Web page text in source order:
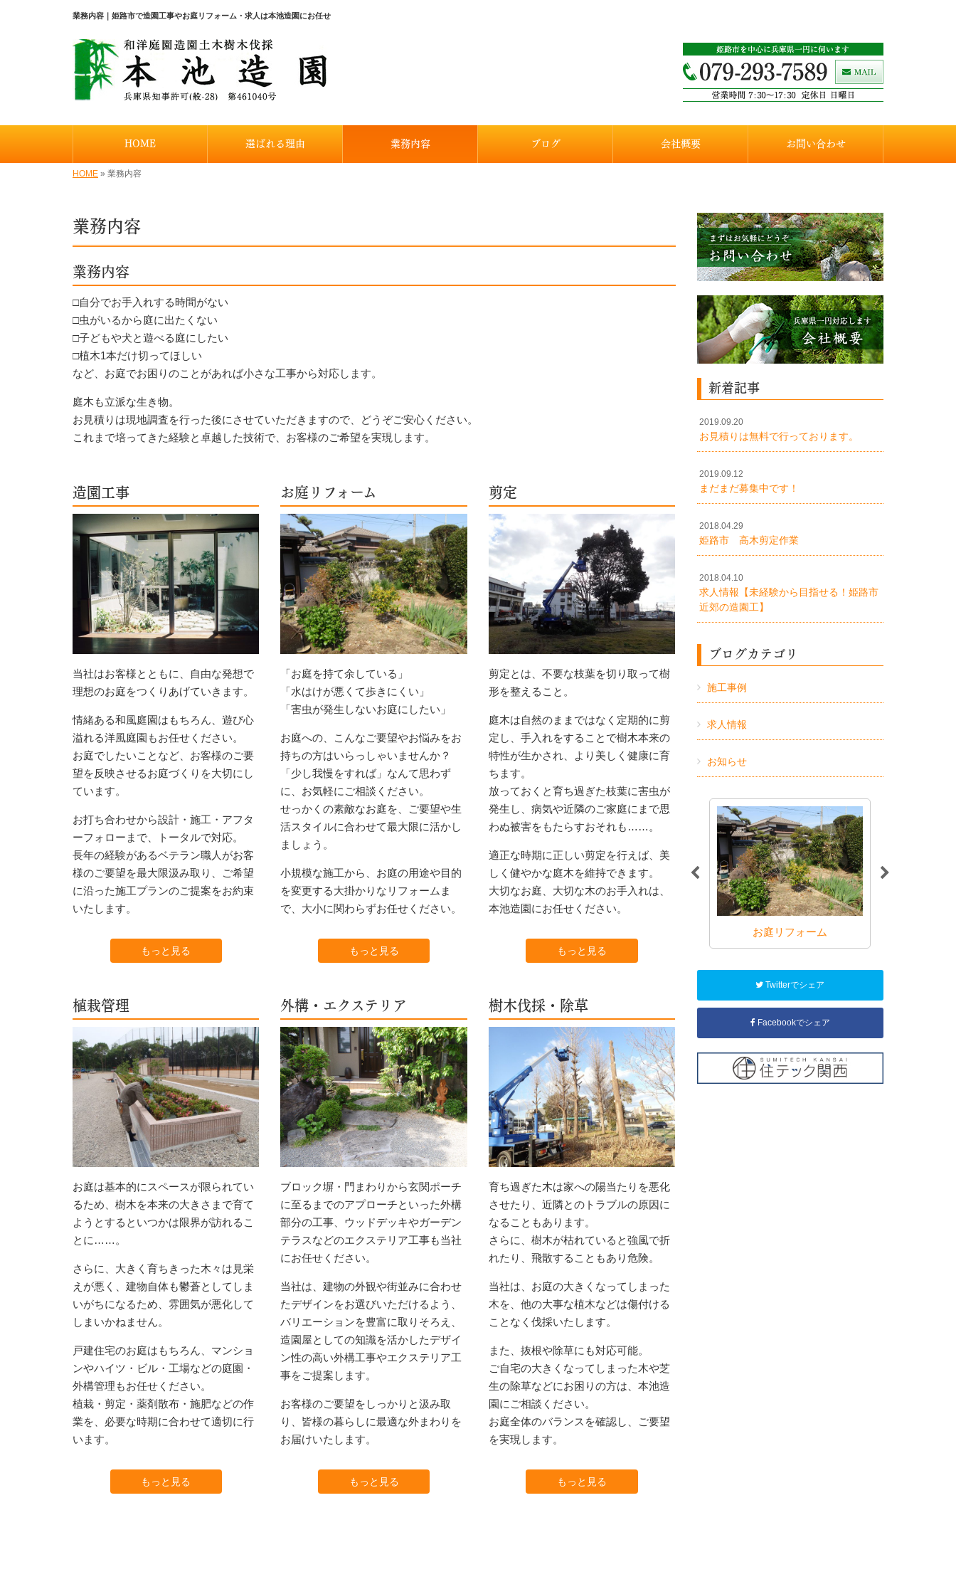
業務内容｜姫路市で造園工事やお庭リフォーム・求人は本池造園にお任せ
HOME 選ばれる理由 業務内容 ブログ 会社概要 お問い合わせ
HOME » 業務内容
業務内容
業務内容
□自分でお手入れする時間がない
□虫がいるから庭に出たくない
□子どもや犬と遊べる庭にしたい
□植木1本だけ切ってほしい
など、お庭でお困りのことがあれば小さな工事から対応します。
庭木も立派な生き物。
お見積りは現地調査を行った後にさせていただきますので、どうぞご安心ください。
これまで培ってきた経験と卓越した技術で、お客様のご希望を実現します。
造園工事
当社はお客様とともに、自由な発想で
理想のお庭をつくりあげていきます。
情緒ある和風庭園はもちろん、遊び心
溢れる洋風庭園もお任せください。
お庭でしたいことなど、お客様のご要
望を反映させるお庭づくりを大切にし
ています。
お打ち合わせから設計・施工・アフタ
ーフォローまで、トータルで対応。
長年の経験があるベテラン職人がお客
様のご要望を最大限汲み取り、ご希望
に沿った施工プランのご提案をお約束
いたします。
もっと見る
お庭リフォーム
「お庭を持て余している」
「水はけが悪くて歩きにくい」
「害虫が発生しないお庭にしたい」
お庭への、こんなご要望やお悩みをお
持ちの方はいらっしゃいませんか？
「少し我慢をすれば」なんて思わず
に、お気軽にご相談ください。
せっかくの素敵なお庭を、ご要望や生
活スタイルに合わせて最大限に活かし
ましょう。
小規模な施工から、お庭の用途や目的
を変更する大掛かりなリフォームま
で、大小に関わらずお任せください。
もっと見る
剪定
剪定とは、不要な枝葉を切り取って樹
形を整えること。
庭木は自然のままではなく定期的に剪
定し、手入れをすることで樹木本来の
特性が生かされ、より美しく健康に育
ちます。
放っておくと育ち過ぎた枝葉に害虫が
発生し、病気や近隣のご家庭にまで思
わぬ被害をもたらすおそれも……。
適正な時期に正しい剪定を行えば、美
しく健やかな庭木を維持できます。
大切なお庭、大切な木のお手入れは、
本池造園にお任せください。
もっと見る
植栽管理
お庭は基本的にスペースが限られてい
るため、樹木を本来の大きさまで育て
ようとするといつかは限界が訪れるこ
とに……。
さらに、大きく育ちきった木々は見栄
えが悪く、建物自体も鬱蒼としてしま
いがちになるため、雰囲気が悪化して
しまいかねません。
戸建住宅のお庭はもちろん、マンショ
ンやハイツ・ビル・工場などの庭園・
外構管理もお任せください。
植栽・剪定・薬剤散布・施肥などの作
業を、必要な時期に合わせて適切に行
います。
もっと見る
外構・エクステリア
ブロック塀・門まわりから玄関ポーチ
に至るまでのアプローチといった外構
部分の工事、ウッドデッキやガーデン
テラスなどのエクステリア工事も当社
にお任せください。
当社は、建物の外観や街並みに合わせ
たデザインをお選びいただけるよう、
バリエーションを豊富に取りそろえ、
造園屋としての知識を活かしたデザイ
ン性の高い外構工事やエクステリア工
事をご提案します。
お客様のご要望をしっかりと汲み取
り、皆様の暮らしに最適な外まわりを
お届けいたします。
もっと見る
樹木伐採・除草
育ち過ぎた木は家への陽当たりを悪化
させたり、近隣とのトラブルの原因に
なることもあります。
さらに、樹木が枯れていると強風で折
れたり、飛散することもあり危険。
当社は、お庭の大きくなってしまった
木を、他の大事な植木などは傷付ける
ことなく伐採いたします。
また、抜根や除草にも対応可能。
ご自宅の大きくなってしまった木や芝
生の除草などにお困りの方は、本池造
園にご相談ください。
お庭全体のバランスを確認し、ご要望
を実現します。
もっと見る
新着記事
2019.09.20
お見積りは無料で行っております。
2019.09.12
まだまだ募集中です！
2018.04.29
姫路市 高木剪定作業
2018.04.10
求人情報【未経験から目指せる！姫路市
近郊の造園工】
ブログカテゴリ
施工事例
求人情報
お知らせ
お庭リフォーム
Twitterでシェア
Facebookでシェア